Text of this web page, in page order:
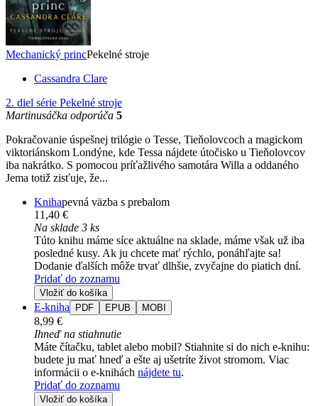
Mechanický princPekelné stroje
Cassandra Clare
2. diel série Pekelné stroje
Martinusáčka odporúča 5
Pokračovanie úspešnej trilógie o Tesse, Tieňolovcoch a magickom
viktoriánskom Londýne, kde Tessa nájdete útočisko u Tieňolovcov
iba nakrátko. S pomocou príťažlivého samotára Willa a oddaného
Jema totiž zisťuje, že...
Knihapevná väzba s prebalom
11,40 €
Na sklade 3 ks
Túto knihu máme síce aktuálne na sklade, máme však už iba
posledné kusy. Ak ju chcete mať rýchlo, ponáhľajte sa!
Dodanie ďalších môže trvať dlhšie, zvyčajne do piatich dní.
Pridať do zoznamu
Vložiť do košíka
E-kniha PDF EPUB MOBI
8,99 €
Ihneď na stiahnutie
Máte čítačku, tablet alebo mobil? Stiahnite si do nich e-knihu:
budete ju mať hneď a ešte aj ušetríte život stromom. Viac
informácii o e-knihách nájdete tu.
Pridať do zoznamu
Vložiť do košíka